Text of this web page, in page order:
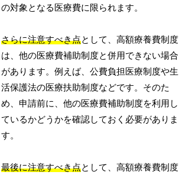
の対象となる医療費に限られます。
さらに注意すべき点として、高額療養費制度
は、他の医療費補助制度と併用できない場合
があります。例えば、公費負担医療制度や生
活保護法の医療扶助制度などです。そのた
め、申請前に、他の医療費補助制度を利用し
ているかどうかを確認しておく必要がありま
す。
最後に注意すべき点として、高額療養費制度